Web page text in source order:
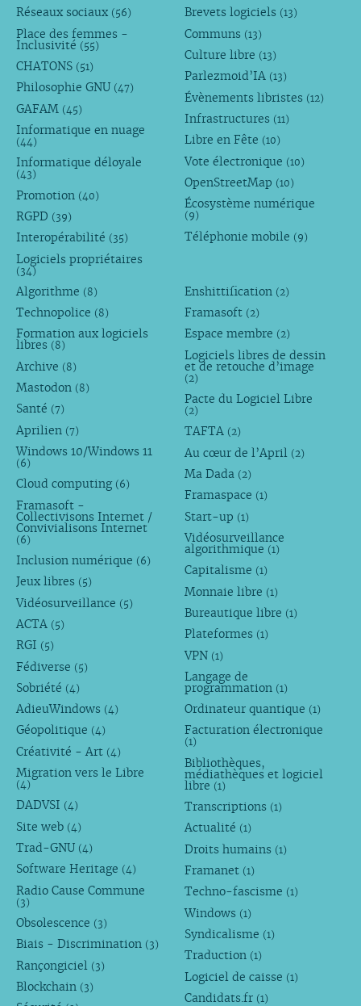
Réseaux sociaux (56)
Place des femmes -
Inclusivité (55)
CHATONS (51)
Philosophie GNU (47)
GAFAM (45)
Informatique en nuage
(44)
Informatique déloyale
(43)
Promotion (40)
RGPD (39)
Interopérabilité (35)
Logiciels propriétaires
(34)
Brevets logiciels (13)
Communs (13)
Culture libre (13)
Parlezmoid’IA (13)
Évènements libristes (12)
Infrastructures (11)
Libre en Fête (10)
Vote électronique (10)
OpenStreetMap (10)
Écosystème numérique
(9)
Téléphonie mobile (9)
Algorithme (8)
Technopolice (8)
Formation aux logiciels
libres (8)
Archive (8)
Mastodon (8)
Santé (7)
Aprilien (7)
Windows 10/Windows 11
(6)
Cloud computing (6)
Framasoft -
Collectivisons Internet /
Convivialisons Internet
(6)
Inclusion numérique (6)
Jeux libres (5)
Vidéosurveillance (5)
ACTA (5)
RGI (5)
Fédiverse (5)
Sobriété (4)
AdieuWindows (4)
Géopolitique (4)
Créativité - Art (4)
Migration vers le Libre
(4)
DADVSI (4)
Site web (4)
Trad-GNU (4)
Software Heritage (4)
Radio Cause Commune
(3)
Obsolescence (3)
Biais - Discrimination (3)
Rançongiciel (3)
Blockchain (3)
Enshittification (2)
Framasoft (2)
Espace membre (2)
Logiciels libres de dessin
et de retouche d’image
(2)
Pacte du Logiciel Libre
(2)
TAFTA (2)
Au cœur de l’April (2)
Ma Dada (2)
Framaspace (1)
Start-up (1)
Vidéosurveillance
algorithmique (1)
Capitalisme (1)
Monnaie libre (1)
Bureautique libre (1)
Plateformes (1)
VPN (1)
Langage de
programmation (1)
Ordinateur quantique (1)
Facturation électronique
(1)
Bibliothèques,
médiathèques et logiciel
libre (1)
Transcriptions (1)
Actualité (1)
Droits humains (1)
Framanet (1)
Techno-fascisme (1)
Windows (1)
Syndicalisme (1)
Traduction (1)
Logiciel de caisse (1)
Candidats.fr (1)